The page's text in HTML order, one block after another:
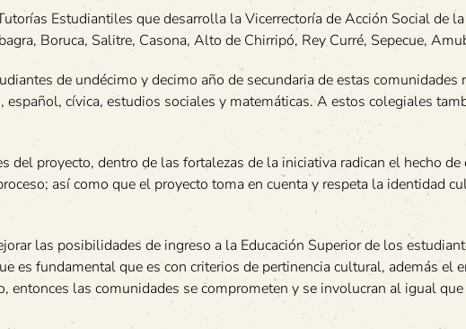
Estudiantiles que desarrolla la Vicerrectoría de Acción Social de
Boruca, Salitre, Casona, Alto de Chirripó, Rey Curré, Sepecue,
de undécimo y decimo año de secundaria de estas comunidades
cívica, estudios sociales y matemáticas. A estos colegiales
del proyecto, dentro de las fortalezas de la iniciativa radican el hecho de
así como que el proyecto toma en cuenta y respeta la identidad
las posibilidades de ingreso a la Educación Superior de los
es fundamental que es con criterios de pertinencia cultural, además el
entonces las comunidades se comprometen y se involucran al igual